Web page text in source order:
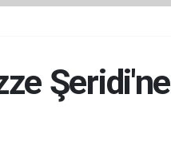
Şeridi'ne